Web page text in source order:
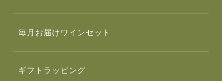
毎月お届けワインセット
ギフトラッピング